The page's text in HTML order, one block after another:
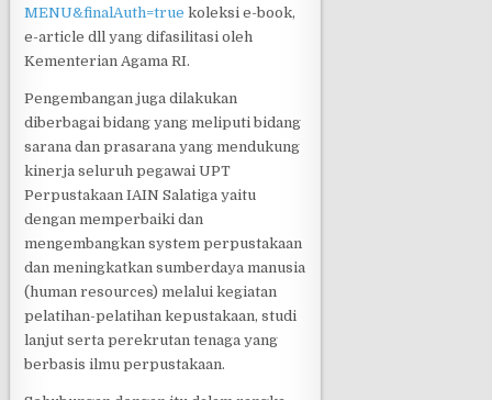
MENU&finalAuth=true koleksi e-book,
e-article dll yang difasilitasi oleh
Kementerian Agama RI.
Pengembangan juga dilakukan
diberbagai bidang yang meliputi bidang
sarana dan prasarana yang mendukung
kinerja seluruh pegawai UPT
Perpustakaan IAIN Salatiga yaitu
dengan memperbaiki dan
mengembangkan system perpustakaan
dan meningkatkan sumberdaya manusia
(human resources) melalui kegiatan
pelatihan-pelatihan kepustakaan, studi
lanjut serta perekrutan tenaga yang
berbasis ilmu perpustakaan.